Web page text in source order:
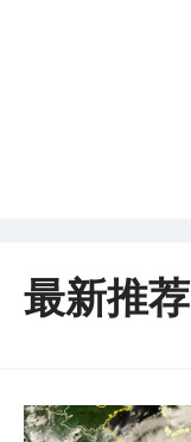
最新推荐